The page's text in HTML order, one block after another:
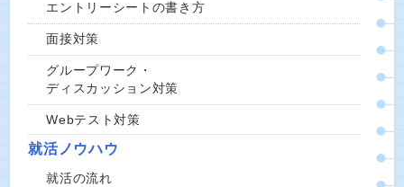
エントリーシートの書き方
面接対策
グループワーク・
ディスカッション対策
Webテスト対策
就活ノウハウ
就活の流れ